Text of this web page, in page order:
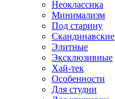
Неоклассика
Минимализм
Под старину
Скандинавские
Элитные
Эксклюзивные
Хай-тек
Особенности
Для студии